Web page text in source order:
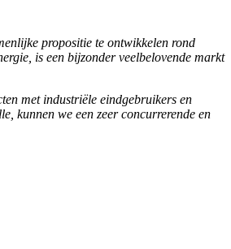
propositie te ontwikkelen rond
is een bijzonder veelbelovende markt
met industriële eindgebruikers en
kunnen we een zeer concurrerende en